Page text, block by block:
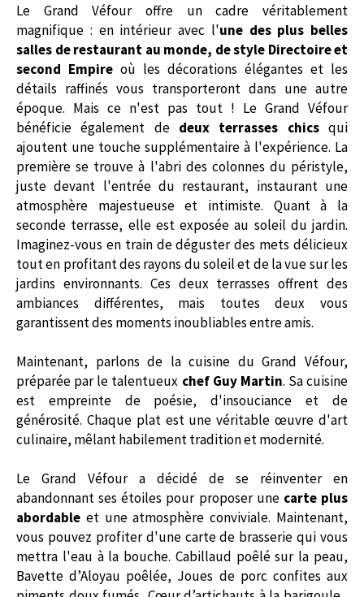
Le Grand Véfour offre un cadre véritablement
magnifique : en intérieur avec l'une des plus belles
salles de restaurant au monde, de style Directoire et
second Empire où les décorations élégantes et les
détails raffinés vous transporteront dans une autre
époque. Mais ce n'est pas tout ! Le Grand Véfour
bénéficie également de deux terrasses chicsqui
ajoutent une touche supplémentaire à l'expérience. La
première se trouve à l'abri des colonnes du péristyle,
juste devant l'entrée du restaurant, instaurant une
atmosphère majestueuse et intimiste. Quant à la
seconde terrasse, elle est exposée au soleil du jardin.
Imaginez-vous en train de déguster des mets délicieux
tout en profitant des rayons du soleil et de la vue sur les
jardins environnants. Ces deux terrasses offrent des
ambiances différentes, mais toutes deux vous
garantissent des moments inoubliables entre amis.
Maintenant, parlons de la cuisine du Grand Véfour,
préparée par le talentueux chef Guy Martin. Sa cuisine
est empreinte de poésie, d'insouciance et de
générosité. Chaque plat est une véritable œuvre d'art
culinaire, mêlant habilement tradition et modernité.
Le Grand Véfour a décidé de se réinventer en
abandonnant ses étoiles pour proposer une carte plus
abordable et une atmosphère conviviale. Maintenant,
vous pouvez profiter d'une carte de brasserie qui vous
mettra l'eau à la bouche. Cabillaud poêlé sur la peau,
Bavette d’Aloyau poêlée, Joues de porc confites aux